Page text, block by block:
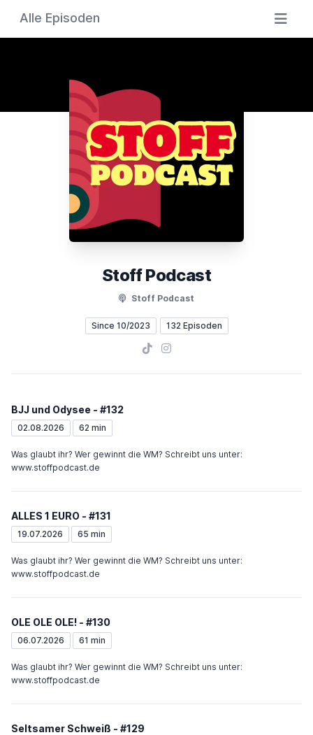
Alle Episoden
Stoff Podcast
Stoff Podcast
Since 10/2023 132 Episoden
TikTokInstagram
BJJ und Odysee - #132
02.08.2026 62 min
Was glaubt ihr? Wer gewinnt die WM? Schreibt uns unter:
www.stoffpodcast.de
ALLES 1 EURO - #131
19.07.2026 65 min
Was glaubt ihr? Wer gewinnt die WM? Schreibt uns unter:
www.stoffpodcast.de
OLE OLE OLE! - #130
06.07.2026 61 min
Was glaubt ihr? Wer gewinnt die WM? Schreibt uns unter:
www.stoffpodcast.de
Seltsamer Schweiß - #129